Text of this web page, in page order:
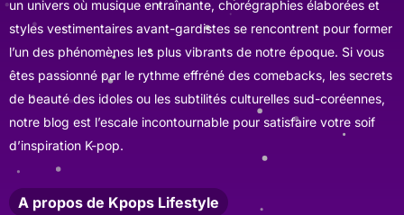
un univers où musique entraînante, chorégraphies élaborées et
styles vestimentaires avant-gardistes se rencontrent pour former
l’un des phénomènes les plus vibrants de notre époque. Si vous
êtes passionné par le rythme effréné des comebacks, les secrets
de beauté des idoles ou les subtilités culturelles sud-coréennes,
notre blog est l’escale incontournable pour satisfaire votre soif
d’inspiration K-pop.
A propos de Kpops Lifestyle